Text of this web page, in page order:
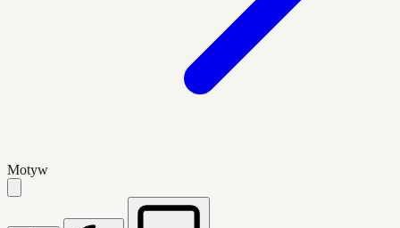
Motyw